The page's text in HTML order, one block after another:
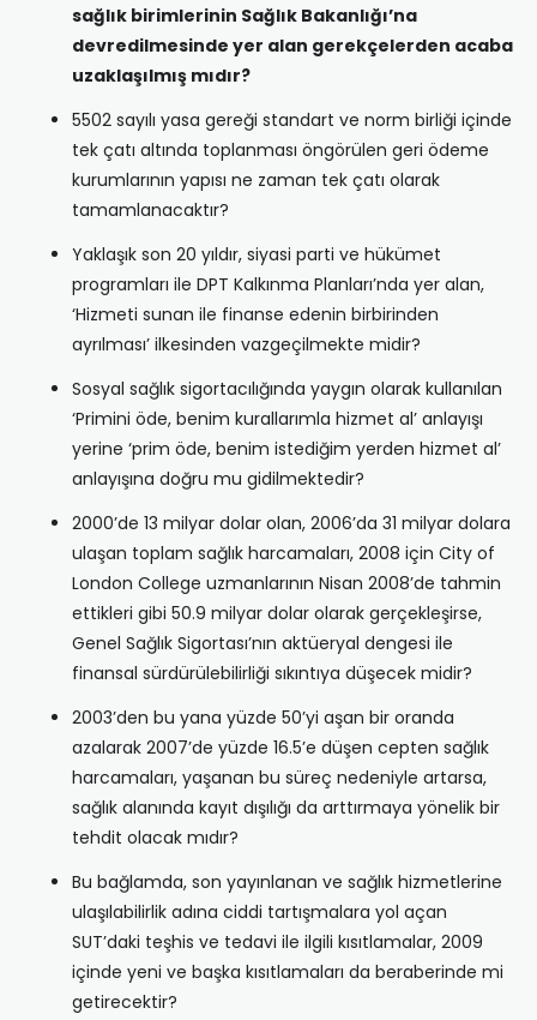
sağlık birimlerinin Sağlık Bakanlığı’na
devredilmesinde yer alan gerekçelerden acaba
uzaklaşılmış mıdır?
5502 sayılı yasa gereği standart ve norm birliği içinde
tek çatı altında toplanması öngörülen geri ödeme
kurumlarının yapısı ne zaman tek çatı olarak
tamamlanacaktır?
Yaklaşık son 20 yıldır, siyasi parti ve hükümet
programları ile DPT Kalkınma Planları’nda yer alan,
‘Hizmeti sunan ile finanse edenin birbirinden
ayrılması’ ilkesinden vazgeçilmekte midir?
Sosyal sağlık sigortacılığında yaygın olarak kullanılan
‘Primini öde, benim kurallarımla hizmet al’ anlayışı
yerine ‘prim öde, benim istediğim yerden hizmet al’
anlayışına doğru mu gidilmektedir?
2000’de 13 milyar dolar olan, 2006’da 31 milyar dolara
ulaşan toplam sağlık harcamaları, 2008 için City of
London College uzmanlarının Nisan 2008’de tahmin
ettikleri gibi 50.9 milyar dolar olarak gerçekleşirse,
Genel Sağlık Sigortası’nın aktüeryal dengesi ile
finansal sürdürülebilirliği sıkıntıya düşecek midir?
2003’den bu yana yüzde 50’yi aşan bir oranda
azalarak 2007’de yüzde 16.5’e düşen cepten sağlık
harcamaları, yaşanan bu süreç nedeniyle artarsa,
sağlık alanında kayıt dışılığı da arttırmaya yönelik bir
tehdit olacak mıdır?
Bu bağlamda, son yayınlanan ve sağlık hizmetlerine
ulaşılabilirlik adına ciddi tartışmalara yol açan
SUT’daki teşhis ve tedavi ile ilgili kısıtlamalar, 2009
içinde yeni ve başka kısıtlamaları da beraberinde mi
getirecektir?